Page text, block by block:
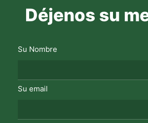
Déjenos su
Su Nombre
Su email